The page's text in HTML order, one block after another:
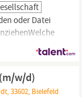
oder Datei
gem. §a
und
w/d)
33602, Bielefeld